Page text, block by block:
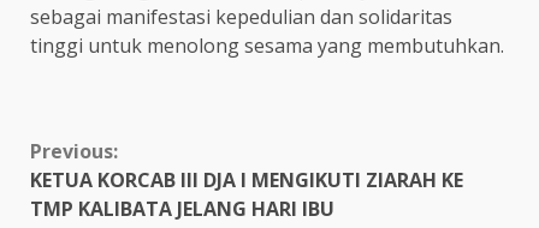
sebagai manifestasi kepedulian dan solidaritas
tinggi untuk menolong sesama yang membutuhkan.
Continue
Reading
Previous:
KETUA KORCAB III DJA I MENGIKUTI ZIARAH KE
TMP KALIBATA JELANG HARI IBU